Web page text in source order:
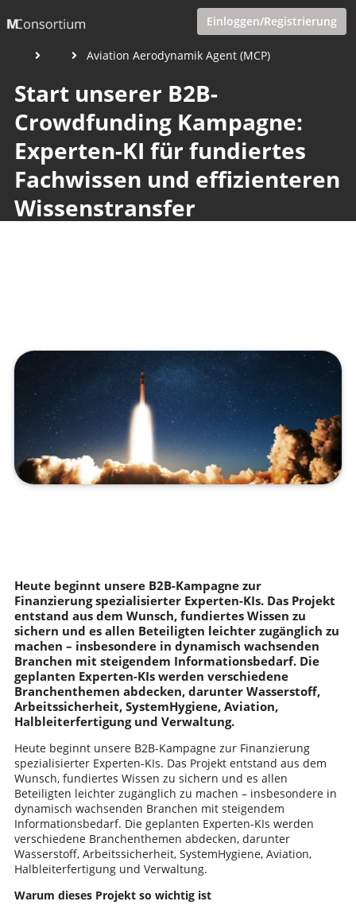
Einloggen/Registrierung
Aviation Aerodynamik Agent (MCP)
Start unserer B2B-
Crowdfunding Kampagne:
Experten-KI für fundiertes
Fachwissen und effizienteren
Wissenstransfer
Heute beginnt unsere B2B-Kampagne zur
Finanzierung spezialisierter Experten-KIs. Das Projekt
entstand aus dem Wunsch, fundiertes Wissen zu
sichern und es allen Beteiligten leichter zugänglich zu
machen – insbesondere in dynamisch wachsenden
Branchen mit steigendem Informationsbedarf. Die
geplanten Experten-KIs werden verschiedene
Branchenthemen abdecken, darunter Wasserstoff,
Arbeitssicherheit, SystemHygiene, Aviation,
Halbleiterfertigung und Verwaltung.
Heute beginnt unsere B2B-Kampagne zur Finanzierung
spezialisierter Experten-KIs. Das Projekt entstand aus dem
Wunsch, fundiertes Wissen zu sichern und es allen
Beteiligten leichter zugänglich zu machen – insbesondere in
dynamisch wachsenden Branchen mit steigendem
Informationsbedarf. Die geplanten Experten-KIs werden
verschiedene Branchenthemen abdecken, darunter
Wasserstoff, Arbeitssicherheit, SystemHygiene, Aviation,
Halbleiterfertigung und Verwaltung.
Warum dieses Projekt so wichtig ist